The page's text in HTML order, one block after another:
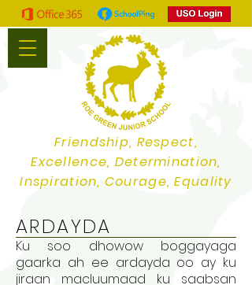
Friendship, Respect,
Excellence, Determination,
Inspiration, Courage, Equality
ARDAYDA
Ku soo dhowow boggayaga
gaarka ah ee ardayda oo ay ku
jiraan macluumaad ku saabsan